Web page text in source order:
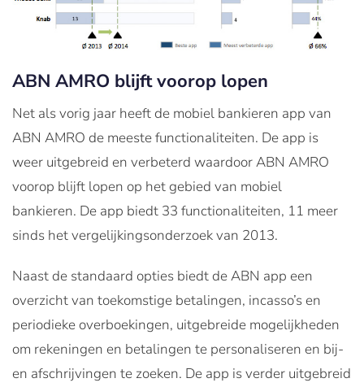
ABN AMRO blijft voorop lopen
Net als vorig jaar heeft de mobiel bankieren app van
ABN AMRO de meeste functionaliteiten. De app is
weer uitgebreid en verbeterd waardoor ABN AMRO
voorop blijft lopen op het gebied van mobiel
bankieren. De app biedt 33 functionaliteiten, 11 meer
sinds het vergelijkingsonderzoek van 2013.
Naast de standaard opties biedt de ABN app een
overzicht van toekomstige betalingen, incasso’s en
periodieke overboekingen, uitgebreide mogelijkheden
om rekeningen en betalingen te personaliseren en bij-
en afschrijvingen te zoeken. De app is verder uitgebreid